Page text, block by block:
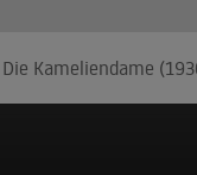
Die Kameliendame